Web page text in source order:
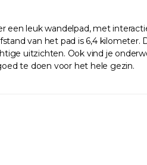
een leuk wandelpad, met
van het pad is 6,4
uitzichten. Ook vind je
te doen voor het hele gezin.